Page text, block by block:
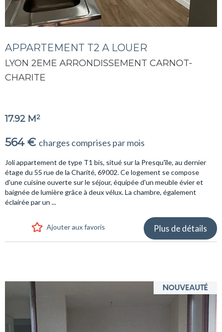
APPARTEMENT T2 A LOUER
LYON 2EME ARRONDISSEMENT CARNOT-
CHARITE
17.92 M2
564 € charges comprises par mois
Joli appartement de type T1 bis, situé sur la Presqu'île, au dernier
étage du 55 rue de la Charité, 69002. Ce logement se compose
d'une cuisine ouverte sur le séjour, équipée d'un meuble évier et
baignée de lumière grâce à deux vélux. La chambre, également
éclairée par un ...
Ajouter aux favoris Plus de détails